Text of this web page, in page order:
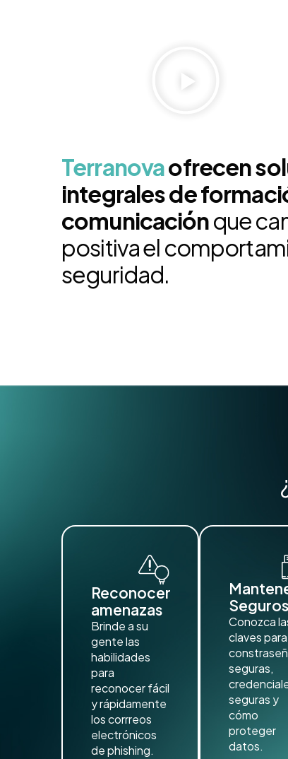
Terranovaofrecen
integrales de
comunicaciónque
positiva el
seguridad.
Reconocer
amenazas
Brinde a su
gente las
habilidades
para
reconocer fácil
y rápidamente
los corrreos
electrónicos
de phishing.
Seguros
Conozca
claves para
seguras,
seguras y
cómo
proteger
datos.